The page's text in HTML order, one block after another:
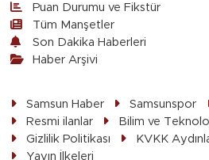
Puan Durumu ve Fikstür
Tüm Manşetler
Son Dakika Haberleri
Haber Arşivi
Samsun Haber Samsunspor
Resmi ilanlar
Bilim ve
Gizlilik Politikası
KVKK
Yayın İlkeleri